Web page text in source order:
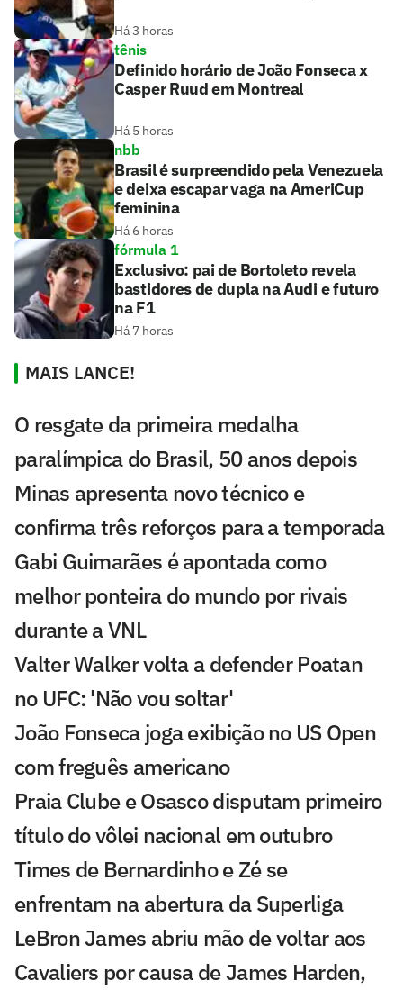
Há 3 horas
tênis
Definido horário de João Fonseca x
Casper Ruud em Montreal
Há 5 horas
nbb
Brasil é surpreendido pela Venezuela
e deixa escapar vaga na AmeriCup
feminina
Há 6 horas
fórmula 1
Exclusivo: pai de Bortoleto revela
bastidores de dupla na Audi e futuro
na F1
Há 7 horas
MAIS LANCE!
O resgate da primeira medalha
paralímpica do Brasil, 50 anos depois
Minas apresenta novo técnico e
confirma três reforços para a temporada
Gabi Guimarães é apontada como
melhor ponteira do mundo por rivais
durante a VNL
Valter Walker volta a defender Poatan
no UFC: 'Não vou soltar'
João Fonseca joga exibição no US Open
com freguês americano
Praia Clube e Osasco disputam primeiro
título do vôlei nacional em outubro
Times de Bernardinho e Zé se
enfrentam na abertura da Superliga
LeBron James abriu mão de voltar aos
Cavaliers por causa de James Harden,